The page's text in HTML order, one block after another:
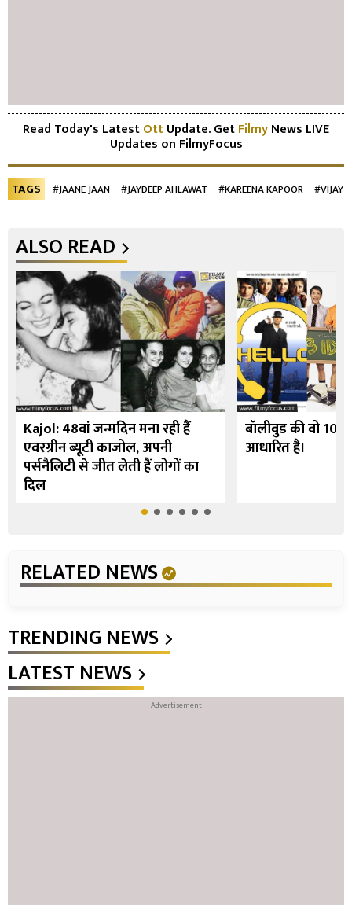
Read Today's LatestOttUpdate. GetFilmyNews LIVE
Updates on FilmyFocus
TAGS #JAANE JAAN #JAYDEEP AHLAWAT #KAREENA KAPOOR #VIJAY
ALSO READ
Kajol: 48वां जन्मदिन मना रही हैं
एवरग्रीन ब्यूटी काजोल, अपनी
पर्सनैलिटी से जीत लेती हैं लोगों का
दिल
बॉलीवुड की वो 10
आधारित है।
RELATED NEWS
TRENDING NEWS
LATEST NEWS